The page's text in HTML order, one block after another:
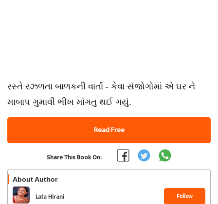
રસ્તે રઝળતા બાળકની વાર્તા - કેવા સંજોગોમાં એ ઘર ને
માબાપ ગુમાવી ભીખ માંગતુ થઈ ગયું.
Read Free
Share This Book On:
About Author
Lata Hirani Follow